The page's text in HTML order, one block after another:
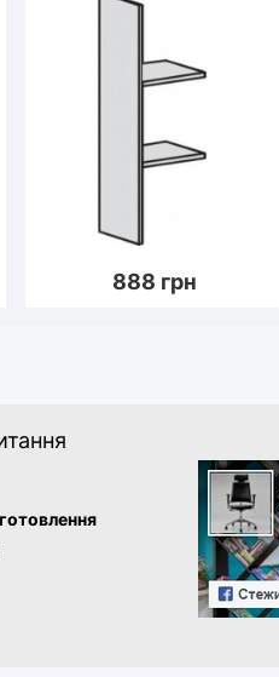
888 грн